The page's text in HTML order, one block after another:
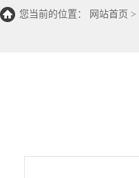
您当前的位置： 网站首页 >